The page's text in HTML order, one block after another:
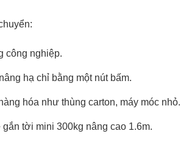
công nghiệp.
hạ chỉ bằng một nút bấm.
hóa như thùng carton, máy móc nhỏ.
tời mini 300kg nâng cao 1.6m.